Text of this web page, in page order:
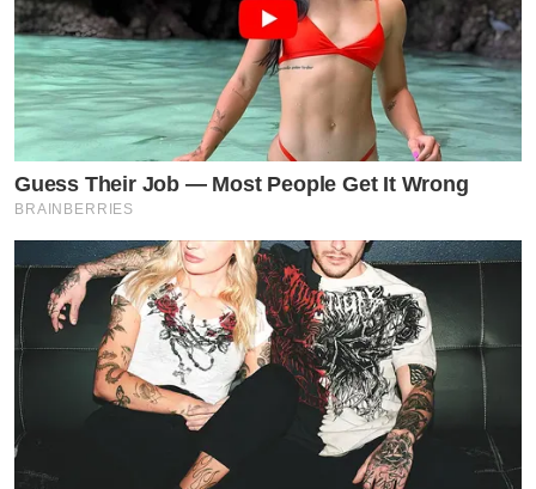
Guess Their Job — Most People Get It Wrong
BRAINBERRIES